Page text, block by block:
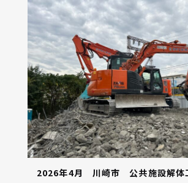
2026年4月 川崎市 公共施設解体